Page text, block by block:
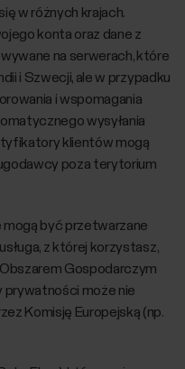
w różnych krajach.
konta oraz dane z
na serwerach, które
i Szwecji, ale w przypadku
i wspomagania
wysyłania
klientów mogą
poza terytorium
być przetwarzane
z której korzystasz,
Gospodarczym
prywatności może nie
Komisję Europejską (np.